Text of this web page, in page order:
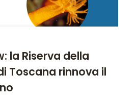
la Riserva della
Toscana rinnova il